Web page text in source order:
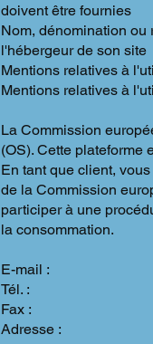
doivent être fournies
Nom, dénomination ou
l'hébergeur de son site
Mentions relatives à
Mentions relatives à
La Commission
(OS). Cette plateforme
En tant que client,
de la Commission
participer à une
la consommation.
E-mail :
Tél. :
Fax :
Adresse :